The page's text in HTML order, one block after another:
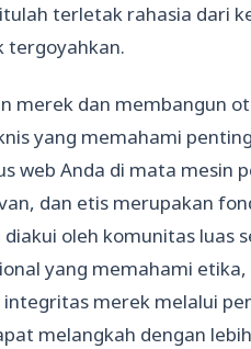
terletak rahasia dari
tergoyahkan.
merek dan membangun
yang memahami
web Anda di mata mesin
dan etis merupakan
oleh komunitas luas
yang memahami
merek melalui
melangkah dengan